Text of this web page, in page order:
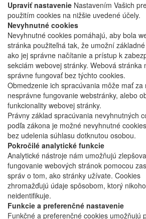
Upraviť nastavenie Nastavením Vašich
použitím cookies na nižšie uvedené účely.
Nevyhnutné cookies
Nevyhnutné cookies pomáhajú, aby bola
stránka použiteľná tak, že umožní
ako jej správne načítanie a prístup k
sekciám webovej stránky. Webová stránka
správne fungovať bez týchto cookies.
Obmedzenie ich spracúvania môže mať za
nesprávne fungovanie webstránky, alebo
funkcionality webovej stránky.
Právny základ spracúvania nevyhnutných
podľa zákona je možné nevyhnutné
bez udelenia súhlasu dotknutou osobou.
Pokročilé analytické funkcie
Analytické nástroje nám umožňujú
fungovanie webových stránok pomocou
správ o tom, ako stránky užívate. Cookies
zhromažďujú údaje spôsobom, ktorý
neidentifikuje.
Funkcie a preferenčné nastavenie
Funkčné a preferenčné cookies umožňujú